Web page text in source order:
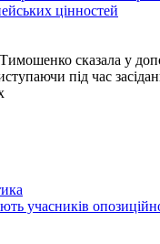
цінностей
сказала у
під час
учасників